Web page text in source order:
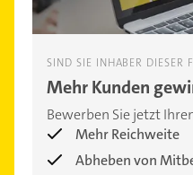
SIND SIE INHABER DIESER
Mehr Kunden
Bewerben Sie jetzt
Mehr Reichweite
Abheben von